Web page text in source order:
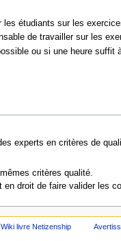
les étudiants sur les
de travailler sur les
ou si une heure suffit
experts en critères de
critères qualité.
droit de faire valider les
livre Netizenship